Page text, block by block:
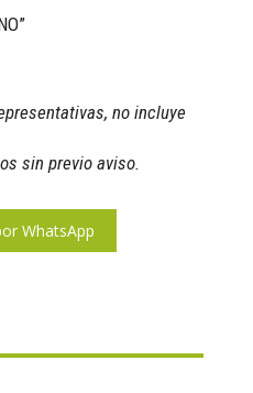
no incluye
sin previo aviso.
WhatsApp